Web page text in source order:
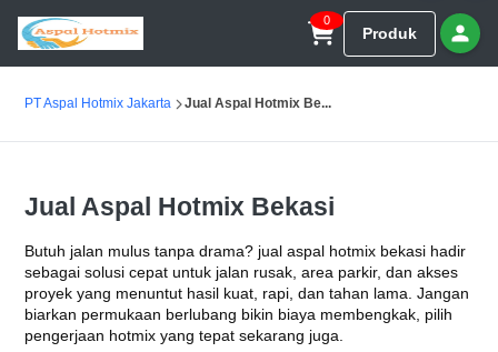
0
Produk
PT Aspal Hotmix Jakarta Jual Aspal Hotmix Be...
Jual Aspal Hotmix Bekasi
Butuh jalan mulus tanpa drama? jual aspal hotmix bekasi hadir
sebagai solusi cepat untuk jalan rusak, area parkir, dan akses
proyek yang menuntut hasil kuat, rapi, dan tahan lama. Jangan
biarkan permukaan berlubang bikin biaya membengkak, pilih
pengerjaan hotmix yang tepat sekarang juga.